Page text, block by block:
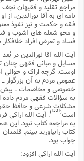
نامه اى به آقا نورالدین،
فقه و حکمت و نیز نفوذ
و محو شعله هاى آشوب و
فساد و تعرض افراد خلافکار
آیت الله آقا نورالدین در
مسایل و مبانى فقهى چنان
اوست. گرچه اراک و حوالى
عمومى مردم به آن بزرگوار
خصوصى و مخاصمات ـ بیش
به سؤالات فقهى مردم
مشکلات شرعى و حافظ حقوق
است(
[33]
). آیت الله اراکى
به مراجعه کتاب نبود. این
کتاب رابیاورید ببینم.
جواب بود.
آیت الله اراکى افزود: